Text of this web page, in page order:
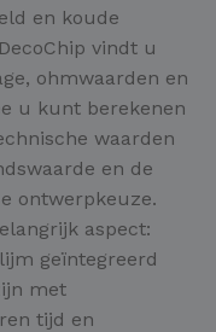
en koude
vindt u
ohmwaarden en
u kunt berekenen
waarden
en de
ontwerpkeuze.
aspect:
geïntegreerd
met
tijd en